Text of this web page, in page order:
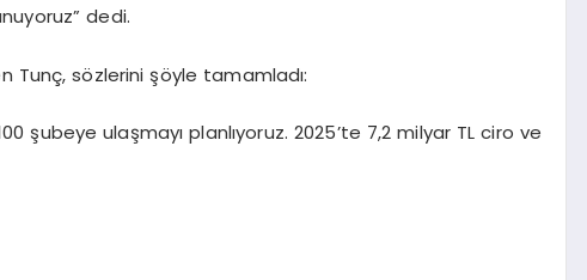
dedi.
Tunç, sözlerini şöyle tamamladı:
şubeye ulaşmayı planlıyoruz. 2025’te 7,2 milyar TL ciro ve